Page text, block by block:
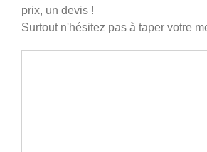
prix, un devis !
Surtout n'hésitez pas à taper votre